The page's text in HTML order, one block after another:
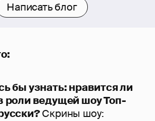
Написать блог
бы узнать: нравится ли
роли ведущей шоу Топ-
Скрины шоу: